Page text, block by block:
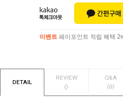
이벤트 페이포인트 적립 혜택 2
DETAIL
REVIEW
()
Q&A
(0)